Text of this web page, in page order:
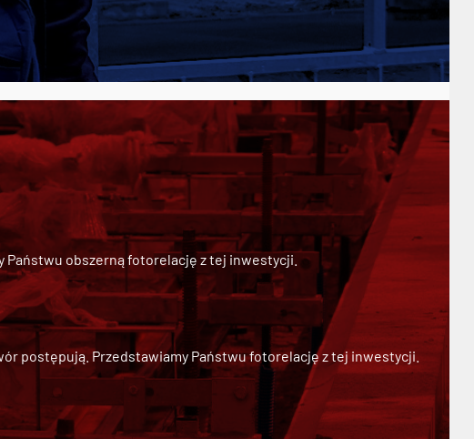
Państwu obszerną fotorelację z tej inwestycji.
postępują. Przedstawiamy Państwu fotorelację z tej inwestycji.